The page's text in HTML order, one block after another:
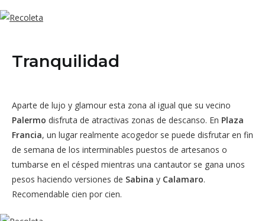
Tranquilidad
Aparte de lujo y glamour esta zona al igual que su vecino
Palermo disfruta de atractivas zonas de descanso. En Plaza
Francia, un lugar realmente acogedor se puede disfrutar en fin
de semana de los interminables puestos de artesanos o
tumbarse en el césped mientras una cantautor se gana unos
pesos haciendo versiones de Sabina y Calamaro.
Recomendable cien por cien.